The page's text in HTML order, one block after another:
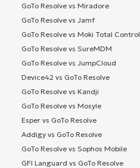
GoTo Resolve vs Miradore
GoTo Resolve vs Jamf
GoTo Resolve vs Moki Total Control
GoTo Resolve vs SureMDM
GoTo Resolve vs JumpCloud
Device42 vs GoTo Resolve
GoTo Resolve vs Kandji
GoTo Resolve vs Mosyle
Esper vs GoTo Resolve
Addigy vs GoTo Resolve
GoTo Resolve vs Sophos Mobile
GFI Languard vs GoTo Resolve